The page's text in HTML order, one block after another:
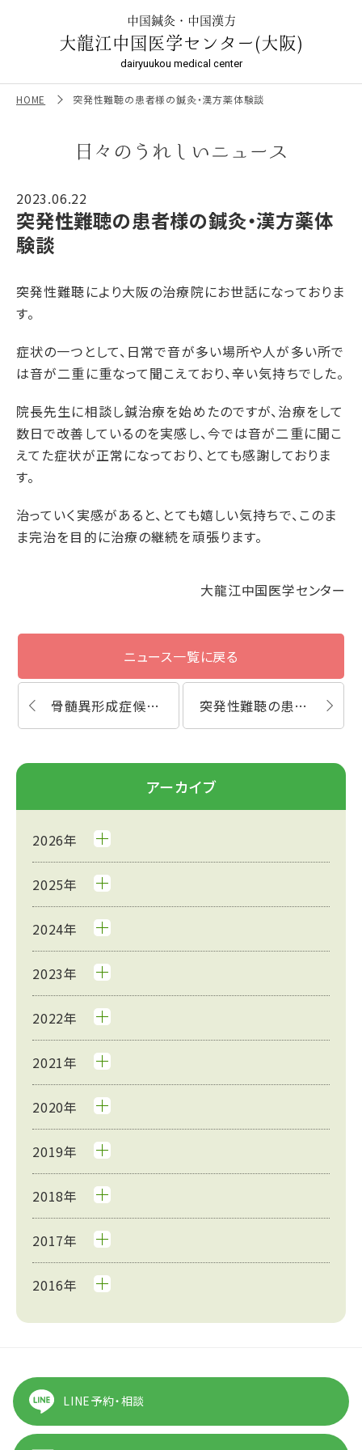
中国鍼灸・中国漢方
大龍江中国医学センター(大阪)
dairyuukou medical center
HOME 突発性難聴の患者様の鍼灸・漢方薬体験談
日々のうれしいニュース
2023.06.22
突発性難聴の患者様の鍼灸・漢方薬体
験談
突発性難聴により大阪の治療院にお世話になっておりま
す。
症状の一つとして、日常で音が多い場所や人が多い所で
は音が二重に重なって聞こえており、辛い気持ちでした。
院長先生に相談し鍼治療を始めたのですが、治療をして
数日で改善しているのを実感し、今では音が二重に聞こ
えてた症状が正常になっており、とても感謝しておりま
す。
治っていく実感があると、とても嬉しい気持ちで、このま
ま完治を目的に治療の継続を頑張ります。
大龍江中国医学センター
ニュース一覧に戻る
骨髄異形成症候群の患者様の鍼灸・漢方薬体験談 突発性難聴の患者様の鍼灸・漢方薬体験談
アーカイブ
2026年
2025年
2024年
2023年
2022年
2021年
2020年
2019年
2018年
2017年
2016年
LINE予約・相談